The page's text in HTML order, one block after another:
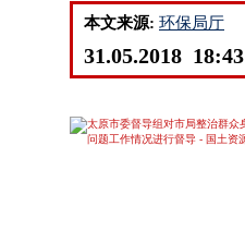
本文来源: 环保局厅
31.05.2018 18:43